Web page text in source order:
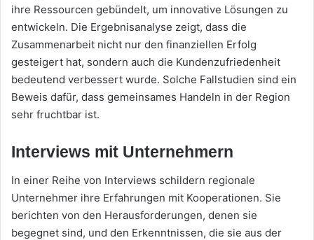
ihre Ressourcen gebündelt, um innovative Lösungen zu
entwickeln. Die Ergebnisanalyse zeigt, dass die
Zusammenarbeit nicht nur den finanziellen Erfolg
gesteigert hat, sondern auch die Kundenzufriedenheit
bedeutend verbessert wurde. Solche Fallstudien sind ein
Beweis dafür, dass gemeinsames Handeln in der Region
sehr fruchtbar ist.
Interviews mit Unternehmern
In einer Reihe von Interviews schildern regionale
Unternehmer ihre Erfahrungen mit Kooperationen. Sie
berichten von den Herausforderungen, denen sie
begegnet sind, und den Erkenntnissen, die sie aus der